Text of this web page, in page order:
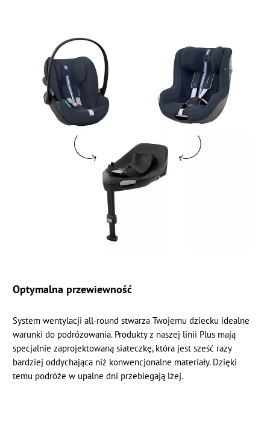
Optymalna przewiewność
System wentylacji all-round stwarza Twojemu dziecku idealne
warunki do podróżowania. Produkty z naszej linii Plus mają
specjalnie zaprojektowaną siateczkę, która jest sześć razy
bardziej oddychająca niż konwencjonalne materiały. Dzięki
temu podróże w upalne dni przebiegają lżej.